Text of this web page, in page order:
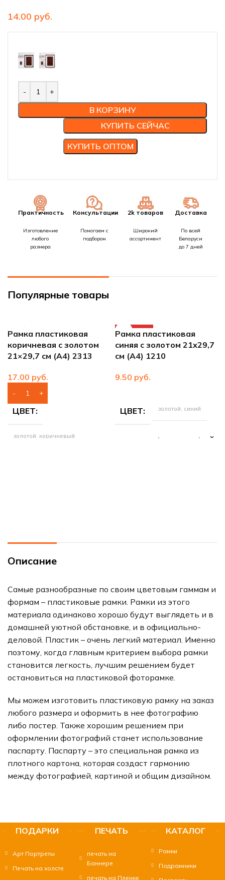
руб.
В КОРЗИНУ
КУПИТЬ СЕЙЧАС
КУПИТЬ ОПТОМ
Практичность
Изготовление
любого
размера
Консультации
Помогаем с
подбором
2k товаров
Широкий
ассортимент
Доставка
По всей
Беларуси
до 7 дней
Популярные товары
Рамка пластиковая
коричневая с золотом
21×29,7 см (А4) 2313
руб.
ЦВЕТ
золотой, коричневый
21х29.7 см (А4)
ПРОДАНО
Рамка пластиковая
синяя с золотом 21х29,7
см (А4) 1210
руб.
ЦВЕТ золотой, синий
РАЗМЕР ФОТОГРАФИЙ
Описание
Самые разнообразные по своим цветовым гаммам и
формам – пластиковые рамки. Рамки из этого
материала одинаково хорошо будут выглядеть и в
домашней уютной обстановке, и в официально-
деловой. Пластик – очень легкий материал. Именно
поэтому, когда главным критерием выбора рамки
становится легкость, лучшим решением будет
остановиться на пластиковой фоторамке.
Мы можем изготовить пластиковую рамку на заказ
любого размера и оформить в нее фотографию
либо постер. Также хорошим решением при
оформлении фотографий станет использование
паспарту. Паспарту – это специальная рамка из
плотного картона, которая создаст гармонию
между фотографией, картиной и общим дизайном.
ПОДАРКИ
Арт Портреты
Печать на холсте
ПЕЧАТЬ
печать на
Баннере
печать на Пленке
КАТАЛОГ
Рамки
Подрамники